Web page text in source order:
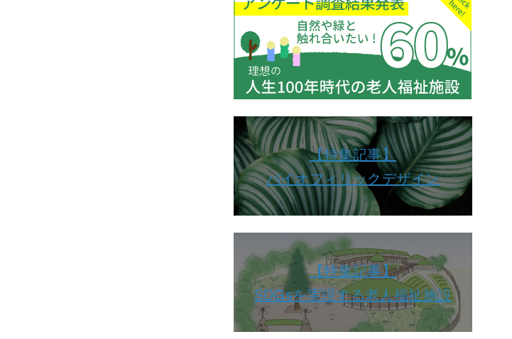
【特集記事】
バイオフィリックデザイン
【特集記事】
SDGsを実現する老人福祉施設